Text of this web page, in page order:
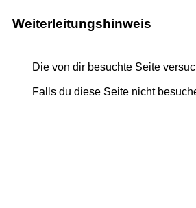
Weiterleitungshinweis
Die von dir besuchte Seite
Falls du diese Seite nicht